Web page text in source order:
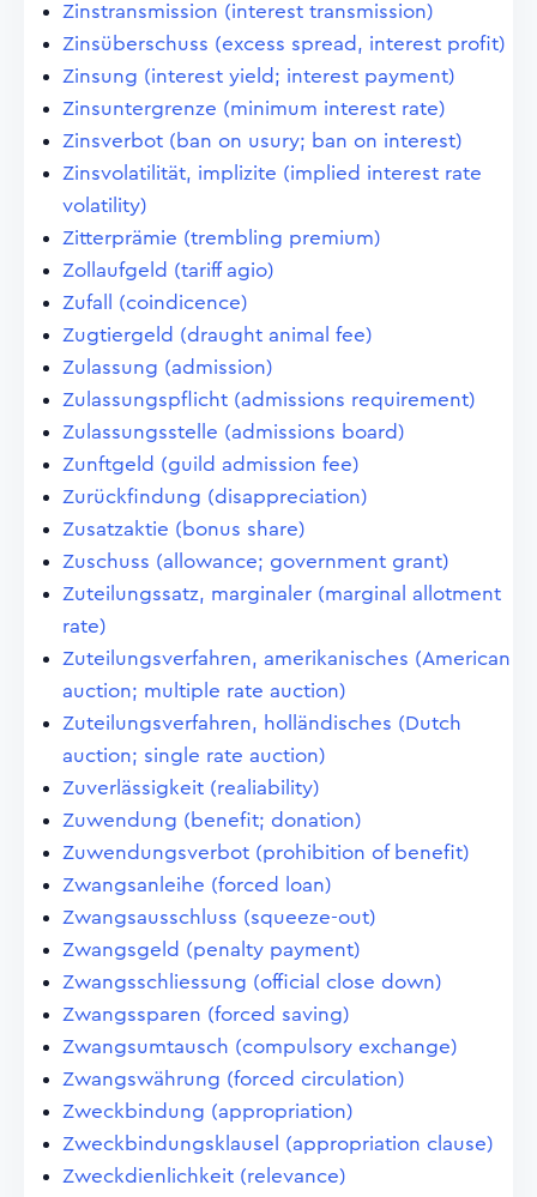
Zinstransmission (interest transmission)
Zinsüberschuss (excess spread, interest profit)
Zinsung (interest yield; interest payment)
Zinsuntergrenze (minimum interest rate)
Zinsverbot (ban on usury; ban on interest)
Zinsvolatilität, implizite (implied interest rate
volatility)
Zitterprämie (trembling premium)
Zollaufgeld (tariff agio)
Zufall (coindicence)
Zugtiergeld (draught animal fee)
Zulassung (admission)
Zulassungspflicht (admissions requirement)
Zulassungsstelle (admissions board)
Zunftgeld (guild admission fee)
Zurückfindung (disappreciation)
Zusatzaktie (bonus share)
Zuschuss (allowance; government grant)
Zuteilungssatz, marginaler (marginal allotment
rate)
Zuteilungsverfahren, amerikanisches (American
auction; multiple rate auction)
Zuteilungsverfahren, holländisches (Dutch
auction; single rate auction)
Zuverlässigkeit (realiability)
Zuwendung (benefit; donation)
Zuwendungsverbot (prohibition of benefit)
Zwangsanleihe (forced loan)
Zwangsausschluss (squeeze-out)
Zwangsgeld (penalty payment)
Zwangsschliessung (official close down)
Zwangssparen (forced saving)
Zwangsumtausch (compulsory exchange)
Zwangswährung (forced circulation)
Zweckbindung (appropriation)
Zweckbindungsklausel (appropriation clause)
Zweckdienlichkeit (relevance)